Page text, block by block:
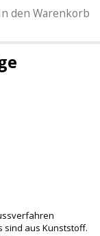
den Warenkorb
sind aus Kunststoff.